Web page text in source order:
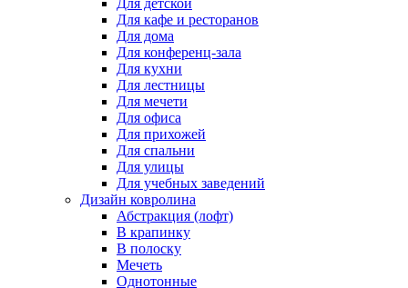
Для детской
Для кафе и ресторанов
Для дома
Для конференц-зала
Для кухни
Для лестницы
Для мечети
Для офиса
Для прихожей
Для спальни
Для улицы
Для учебных заведений
Дизайн ковролина
Абстракция (лофт)
В крапинку
В полоску
Мечеть
Однотонные